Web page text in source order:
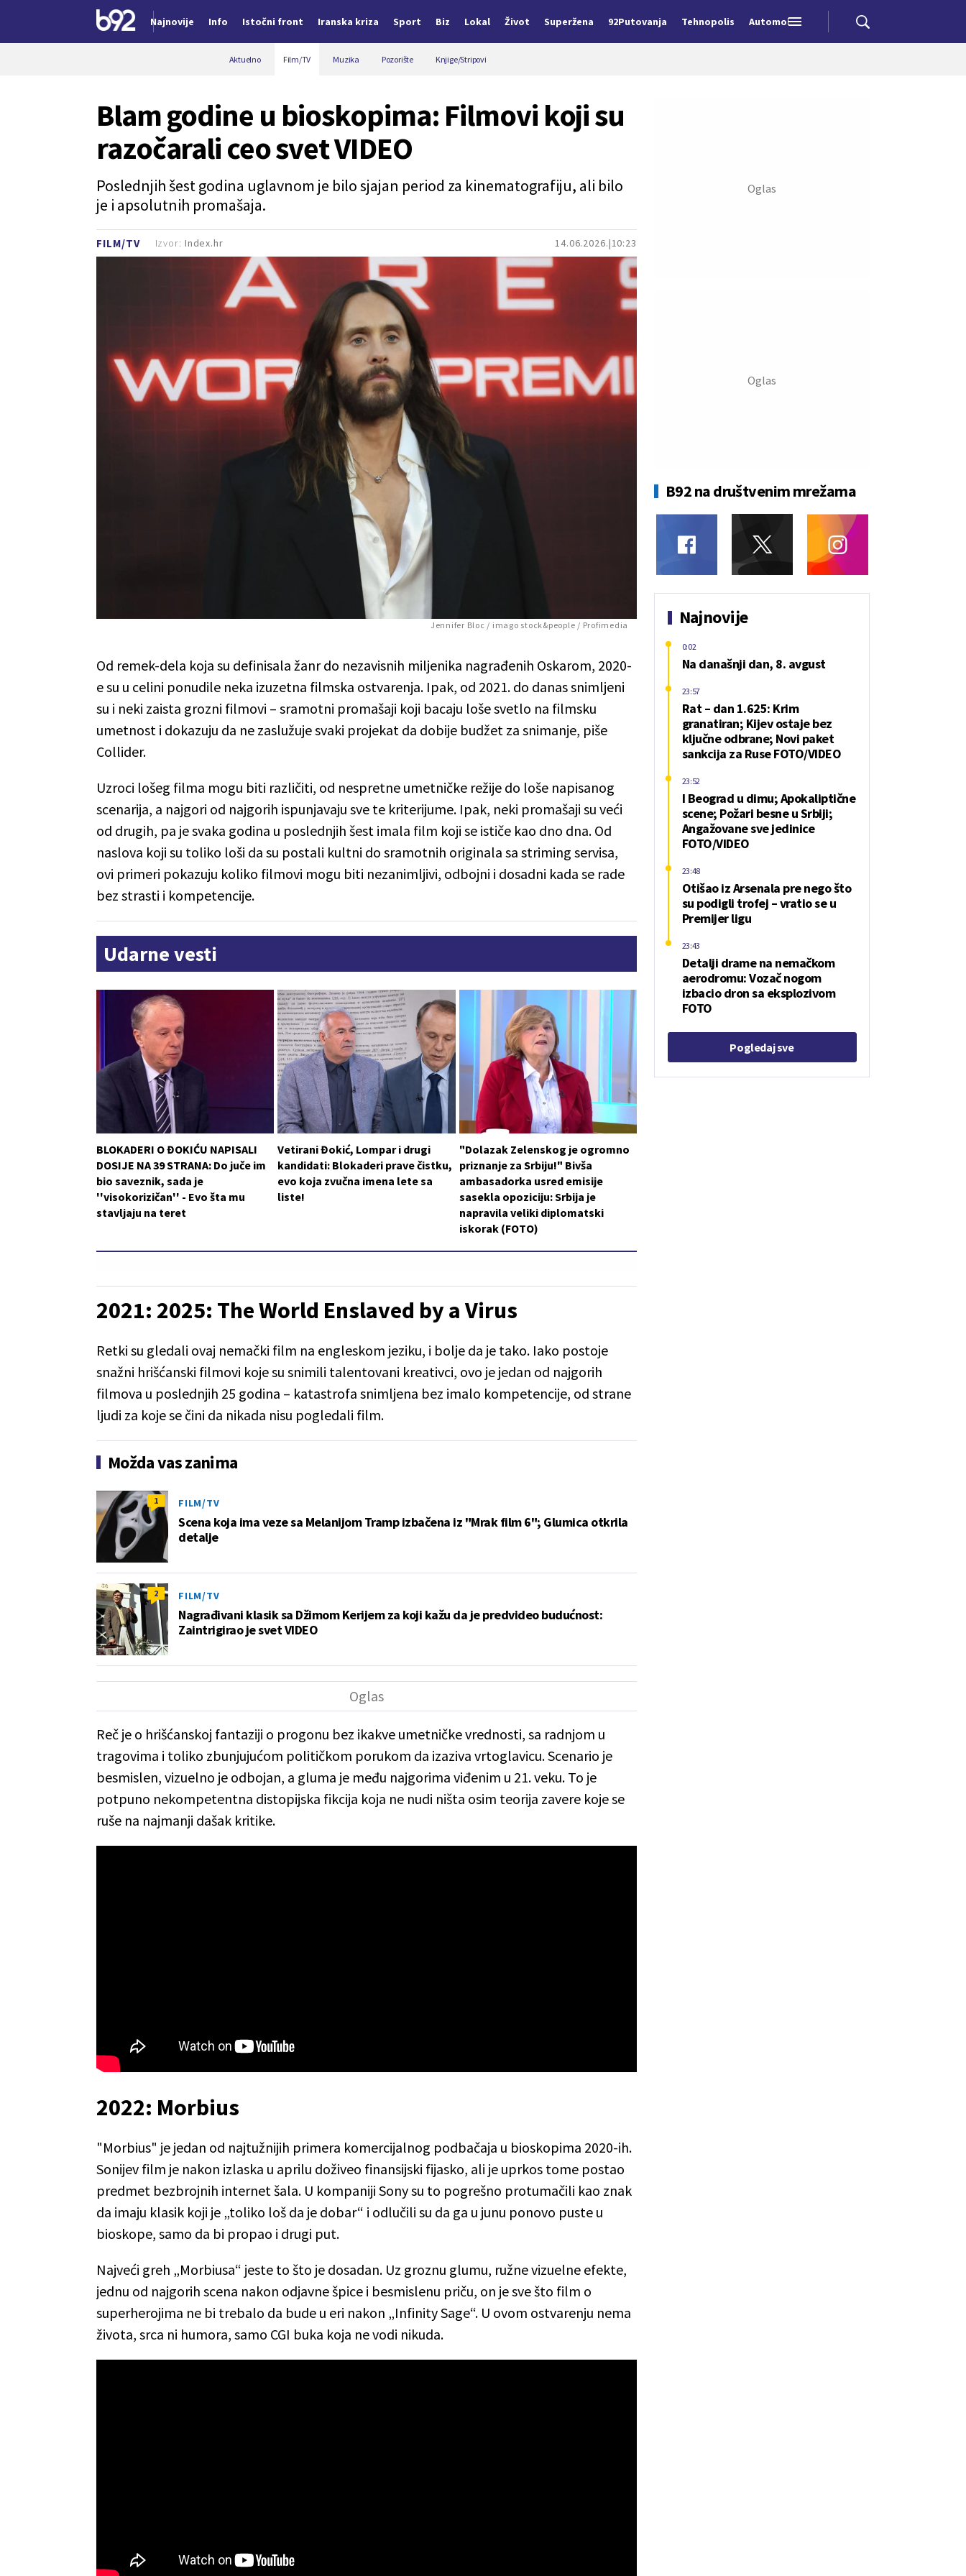
Najnovije Info Istočni front Iranska kriza Sport Biz Lokal Život Superžena 92Putovanja Tehnopolis Automobili
Aktuelno Film/TV Muzika Pozorište Knjige/Stripovi
FILM/TV 14.06.2026. 10:23
Blam godine u bioskopima: Filmovi koji su
razočarali ceo svet VIDEO
Poslednjih šest godina uglavnom je bilo sjajan period za kinematografiju, ali bilo
je i apsolutnih promašaja.
Izvor: Index.hr
Jennifer Bloc / imago stock&people / Profimedia
Od remek-dela koja su definisala žanr do nezavisnih miljenika nagrađenih Oskarom, 2020-
e su u celini ponudile neka izuzetna filmska ostvarenja. Ipak, od 2021. do danas snimljeni
su i neki zaista grozni filmovi – sramotni promašaji koji bacaju loše svetlo na filmsku
umetnost i dokazuju da ne zaslužuje svaki projekat da dobije budžet za snimanje, piše
Collider.
Uzroci lošeg filma mogu biti različiti, od nespretne umetničke režije do loše napisanog
scenarija, a najgori od najgorih ispunjavaju sve te kriterijume. Ipak, neki promašaji su veći
od drugih, pa je svaka godina u poslednjih šest imala film koji se ističe kao dno dna. Od
naslova koji su toliko loši da su postali kultni do sramotnih originala sa striming servisa,
ovi primeri pokazuju koliko filmovi mogu biti nezanimljivi, odbojni i dosadni kada se rade
bez strasti i kompetencije.
Udarne vesti
BLOKADERI O ĐOKIĆU NAPISALI
DOSIJE NA 39 STRANA: Do juče im
bio saveznik, sada je
''visokorizičan'' - Evo šta mu
stavljaju na teret
Vetirani Đokić, Lompar i drugi
kandidati: Blokaderi prave čistku,
evo koja zvučna imena lete sa
liste!
"Dolazak Zelenskog je ogromno
priznanje za Srbiju!" Bivša
ambasadorka usred emisije
sasekla opoziciju: Srbija je
napravila veliki diplomatski
iskorak (FOTO)
2021: 2025: The World Enslaved by a Virus
Retki su gledali ovaj nemački film na engleskom jeziku, i bolje da je tako. Iako postoje
snažni hrišćanski filmovi koje su snimili talentovani kreativci, ovo je jedan od najgorih
filmova u poslednjih 25 godina – katastrofa snimljena bez imalo kompetencije, od strane
ljudi za koje se čini da nikada nisu pogledali film.
Možda vas zanima
1 FILM/TV
Scena koja ima veze sa Melanijom Tramp izbačena iz "Mrak film 6"; Glumica otkrila
detalje
2 FILM/TV
Nagrađivani klasik sa Džimom Kerijem za koji kažu da je predvideo budućnost:
Zaintrigirao je svet VIDEO
Reč je o hrišćanskoj fantaziji o progonu bez ikakve umetničke vrednosti, sa radnjom u
tragovima i toliko zbunjujućom političkom porukom da izaziva vrtoglavicu. Scenario je
besmislen, vizuelno je odbojan, a gluma je među najgorima viđenim u 21. veku. To je
potpuno nekompetentna distopijska fikcija koja ne nudi ništa osim teorija zavere koje se
ruše na najmanji dašak kritike.
2022: Morbius
"Morbius" je jedan od najtužnijih primera komercijalnog podbačaja u bioskopima 2020-ih.
Sonijev film je nakon izlaska u aprilu doživeo finansijski fijasko, ali je uprkos tome postao
predmet bezbrojnih internet šala. U kompaniji Sony su to pogrešno protumačili kao znak
da imaju klasik koji je „toliko loš da je dobar“ i odlučili su da ga u junu ponovo puste u
bioskope, samo da bi propao i drugi put.
Najveći greh „Morbiusa“ jeste to što je dosadan. Uz groznu glumu, ružne vizuelne efekte,
jednu od najgorih scena nakon odjavne špice i besmislenu priču, on je sve što film o
superherojima ne bi trebalo da bude u eri nakon „Infinity Sage“. U ovom ostvarenju nema
života, srca ni humora, samo CGI buka koja ne vodi nikuda.
B92 na društvenim mrežama
Najnovije
Na današnji dan, 8. avgust
0:02
Rat – dan 1.625: Krim
granatiran; Kijev ostaje bez
ključne odbrane; Novi paket
sankcija za Ruse FOTO/VIDEO
23:57
I Beograd u dimu; Apokaliptične
scene; Požari besne u Srbiji;
Angažovane sve jedinice
FOTO/VIDEO
23:52
Otišao iz Arsenala pre nego što
su podigli trofej – vratio se u
Premijer ligu
23:48
Detalji drame na nemačkom
aerodromu: Vozač nogom
izbacio dron sa eksplozivom
FOTO
23:43
Pogledaj sve